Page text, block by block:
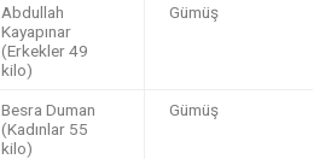
Abdullah
Kayapınar
(Erkekler 49
kilo)
Gümüş
Besra Duman
(Kadınlar 55
kilo)
Gümüş